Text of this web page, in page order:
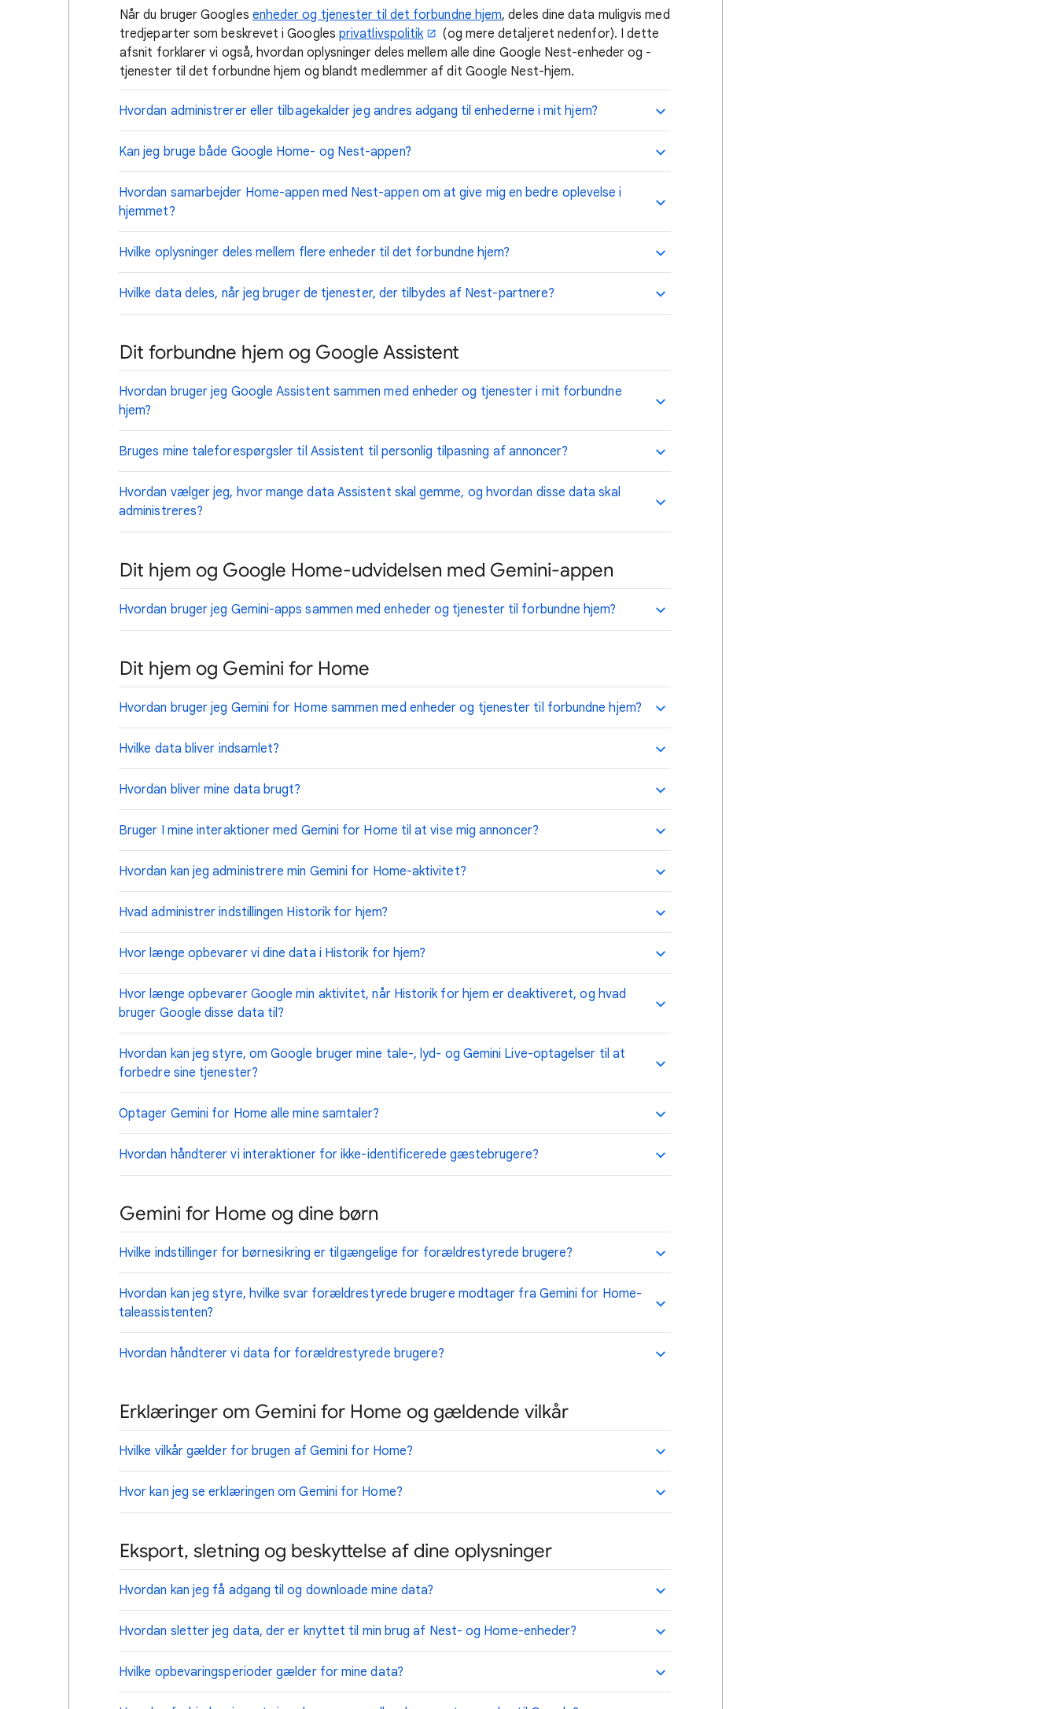
Når du bruger Googles enheder og tjenester til det forbundne hjem, deles dine data muligvis med
tredjeparter som beskrevet i Googles privatlivspolitik
(og mere detaljeret nedenfor). I dette
afsnit forklarer vi også, hvordan oplysninger deles mellem alle dine Google Nest-enheder og -
tjenester til det forbundne hjem og blandt medlemmer af dit Google Nest-hjem.
Hvordan administrerer eller tilbagekalder jeg andres adgang til enhederne i mit hjem?
Kan jeg bruge både Google Home- og Nest-appen?
Hvordan samarbejder Home-appen med Nest-appen om at give mig en bedre oplevelse i
hjemmet?
Hvilke oplysninger deles mellem flere enheder til det forbundne hjem?
Hvilke data deles, når jeg bruger de tjenester, der tilbydes af Nest-partnere?
Dit forbundne hjem og Google Assistent
Hvordan bruger jeg Google Assistent sammen med enheder og tjenester i mit forbundne
hjem?
Bruges mine taleforespørgsler til Assistent til personlig tilpasning af annoncer?
Hvordan vælger jeg, hvor mange data Assistent skal gemme, og hvordan disse data skal
administreres?
Dit hjem og Google Home-udvidelsen med Gemini-appen
Hvordan bruger jeg Gemini-apps sammen med enheder og tjenester til forbundne hjem?
Dit hjem og Gemini for Home
Hvordan bruger jeg Gemini for Home sammen med enheder og tjenester til forbundne hjem?
Hvilke data bliver indsamlet?
Hvordan bliver mine data brugt?
Bruger I mine interaktioner med Gemini for Home til at vise mig annoncer?
Hvordan kan jeg administrere min Gemini for Home-aktivitet?
Hvad administrer indstillingen Historik for hjem?
Hvor længe opbevarer vi dine data i Historik for hjem?
Hvor længe opbevarer Google min aktivitet, når Historik for hjem er deaktiveret, og hvad
bruger Google disse data til?
Hvordan kan jeg styre, om Google bruger mine tale-, lyd- og Gemini Live-optagelser til at
forbedre sine tjenester?
Optager Gemini for Home alle mine samtaler?
Hvordan håndterer vi interaktioner for ikke-identificerede gæstebrugere?
Gemini for Home og dine børn
Hvilke indstillinger for børnesikring er tilgængelige for forældrestyrede brugere?
Hvordan kan jeg styre, hvilke svar forældrestyrede brugere modtager fra Gemini for Home-
taleassistenten?
Hvordan håndterer vi data for forældrestyrede brugere?
Erklæringer om Gemini for Home og gældende vilkår
Hvilke vilkår gælder for brugen af Gemini for Home?
Hvor kan jeg se erklæringen om Gemini for Home?
Eksport, sletning og beskyttelse af dine oplysninger
Hvordan kan jeg få adgang til og downloade mine data?
Hvordan sletter jeg data, der er knyttet til min brug af Nest- og Home-enheder?
Hvilke opbevaringsperioder gælder for mine data?